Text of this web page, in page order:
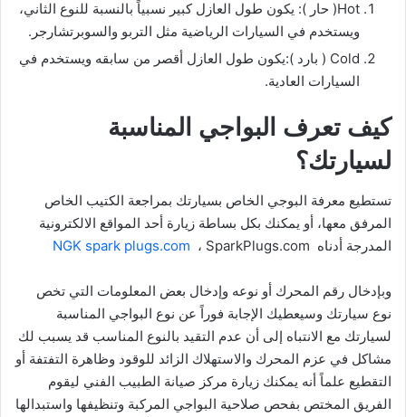
Hot( حار ): يكون طول العازل كبير نسبياً بالنسبة للنوع الثاني،
ويستخدم في السيارات الرياضية مثل التربو والسوبرتشارجر.
Cold ( بارد ):يكون طول العازل أقصر من سابقه ويستخدم في
السيارات العادية.
كيف تعرف البواجي المناسبة
لسيارتك؟
تستطيع معرفة البوجي الخاص بسيارتك بمراجعة الكتيب الخاص
المرفق معها، أو يمكنك بكل بساطة زيارة أحد المواقع الالكترونية
المدرجة أدناه
NGK spark plugs.com ، SparkPlugs.com
وبإدخال رقم المحرك أو نوعه وإدخال بعض المعلومات التي تخص
نوع سيارتك وسيعطيك الإجابة فوراً عن نوع البواجي المناسبة
لسيارتك مع الانتباه إلى أن عدم التقيد بالنوع المناسب قد يسبب لك
مشاكل في عزم المحرك والاستهلاك الزائد للوقود وظاهرة التفتفة أو
التقطيع علماً أنه يمكنك زيارة مركز صيانة الطبيب الفني ليقوم
الفريق المختص بفحص صلاحية البواجي المركبة وتنظيفها واستبدالها